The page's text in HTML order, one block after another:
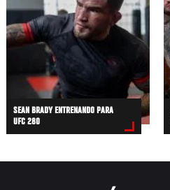
SEAN BRADY ENTRENANDO PARA
UFC 280